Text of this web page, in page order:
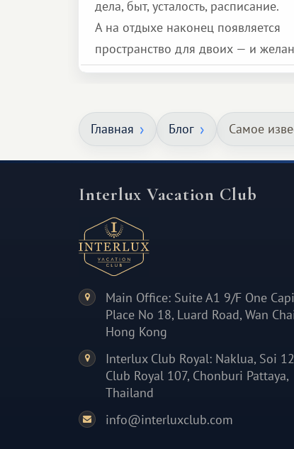
дела, быт, усталость, расписание.
А на отдыхе наконец появляется
пространство для двоих — и
сделать для близкого человека
масштабное, но тёплое
и запоминающееся :)
Главная Блог Самое
Interlux Vacation Club
Main Office: Suite A1 9/F One
Place No 18, Luard Road, Wan
Hong Kong
Interlux Club Royal: Naklua, Soi
Club Royal 107, Chonburi Pattaya,
Thailand
info@interluxclub.com